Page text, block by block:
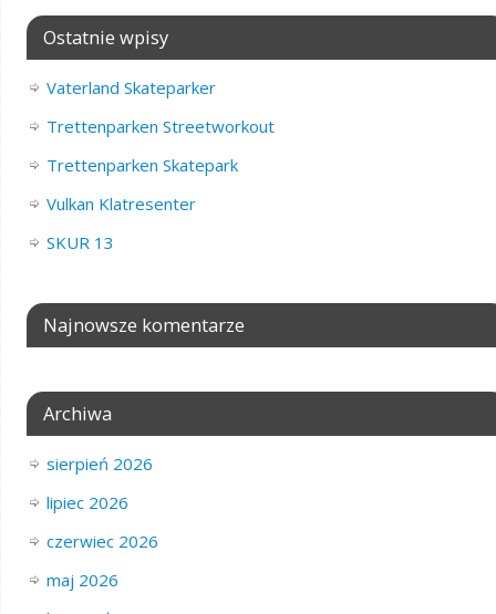
Ostatnie wpisy
Vaterland Skateparker
Trettenparken Streetworkout
Trettenparken Skatepark
Vulkan Klatresenter
SKUR 13
Najnowsze komentarze
Archiwa
sierpień 2026
lipiec 2026
czerwiec 2026
maj 2026